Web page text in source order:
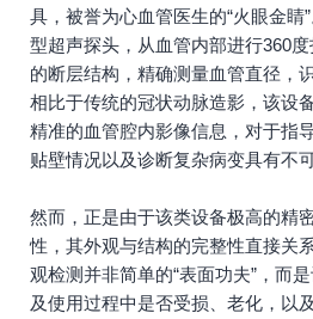
具，被誉为心血管医生的“火眼金睛
型超声探头，从血管内部进行360
的断层结构，精确测量血管直径，
相比于传统的冠状动脉造影，该设
精准的血管腔内影像信息，对于指
贴壁情况以及诊断复杂病变具有不
然而，正是由于该类设备极高的精
性，其外观与结构的完整性直接关
观检测并非简单的“表面功夫”，而
及使用过程中是否受损、老化，以